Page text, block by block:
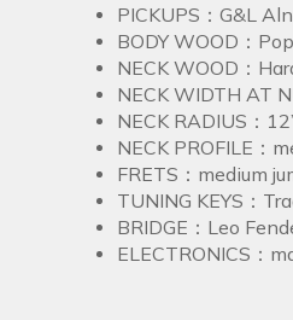
PICKUPS：G&L
BODY WOOD：
NECK WOOD：
NECK WIDTH AT
NECK RADIUS：
NECK PROFILE：
FRETS：medium
TUNING KEYS：
BRIDGE：Leo
ELECTRONICS：